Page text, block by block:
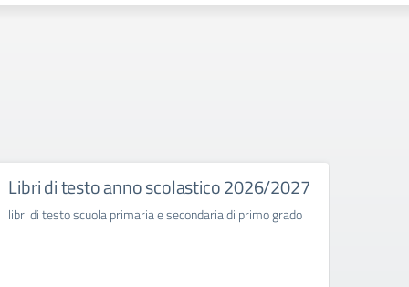
Libri di testo anno scolastico 2026/2027
libri di testo scuola primaria e secondaria di primo grado